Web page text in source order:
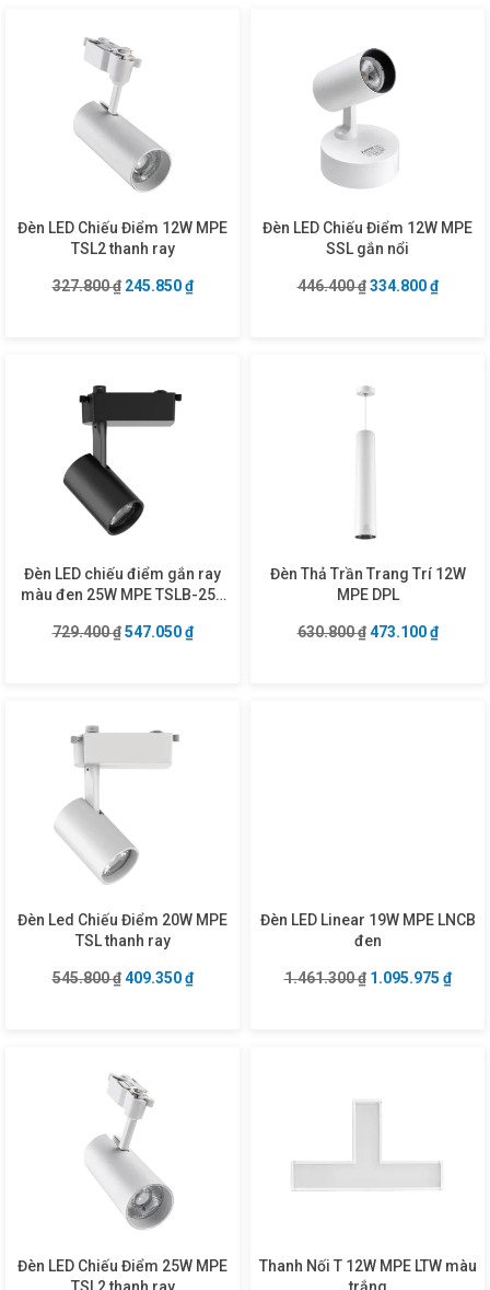
Đèn LED Chiếu Điểm 12W MPE
TSL2 thanh ray
327.800₫ Giá gốc là: 327.800 ₫.
245.850₫Giá hiện tại là: 245.850 ₫.
Đèn LED Chiếu Điểm 12W MPE
SSL gắn nổi
446.400₫ Giá gốc là:
334.800₫Giá
Đèn LED chiếu điểm gắn ray
màu đen 25W MPE TSLB-25V
729.400₫ Giá gốc là: 729.400 ₫.
547.050₫Giá hiện tại là: 547.050 ₫.
Đèn Thả Trần Trang Trí 12W
MPE DPL
630.800₫ Giá gốc là:
473.100₫Giá
Đèn Led Chiếu Điểm 20W MPE
TSL thanh ray
545.800₫ Giá gốc là: 545.800 ₫.
409.350₫Giá hiện tại là: 409.350 ₫.
Đèn LED Linear 19W MPE LNCB
đen
1.461.300₫ Giá gốc là:
1.095.975 ₫Giá
Đèn LED Chiếu Điểm 25W MPE
TSL2 thanh ray
Thanh Nối T 12W MPE LTW màu
trắng